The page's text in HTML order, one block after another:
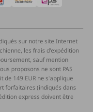
sur notre site Internet
les frais d'expédition
sauf mention
proposons ne sont PAS
de 149 EUR ne s'applique
forfaitaires (indiqués dans
express doivent être